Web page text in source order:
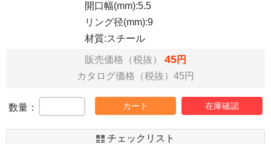
開口幅(mm):5.5
リング径(mm):9
材質:スチール
販売価格（税抜） 45円
カタログ価格（税抜）45円
数量： カート 在庫確認
チェックリスト